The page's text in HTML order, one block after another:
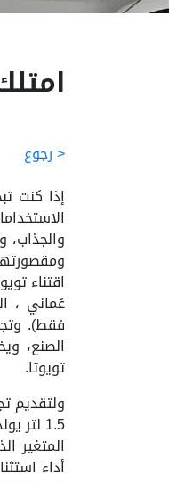
< رجوع
إذا كنت
فقط).
الصنع،
تويوتا.
ولتقديم
المتغير
أداء